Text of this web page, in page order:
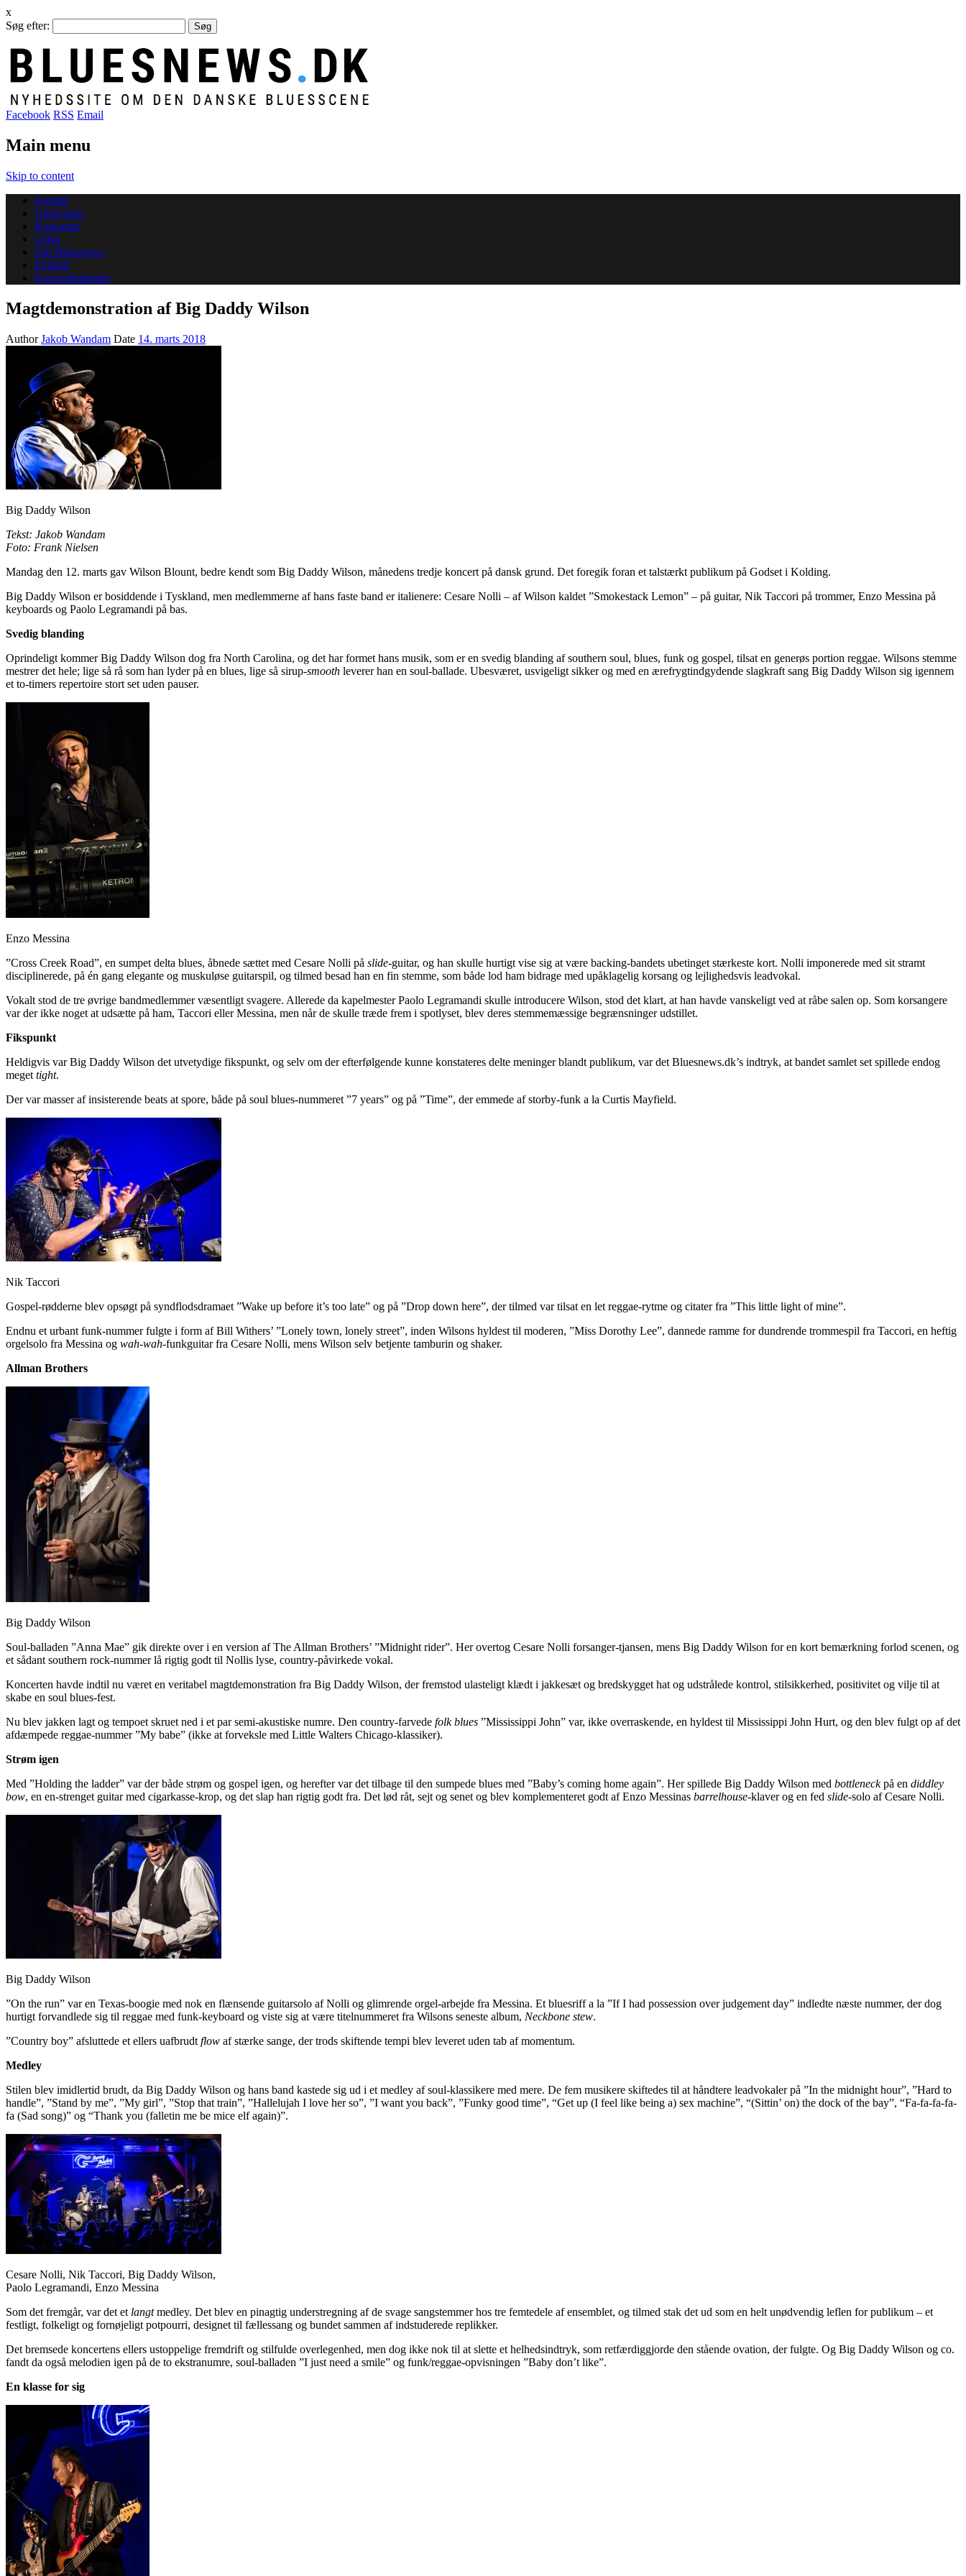
x
Søg efter:
Facebook RSS Email
Main menu
Skip to content
Forside
Udgivelser
Koncerter
Links
Om Bluesnews
English
Koncertkalender
Magtdemonstration af Big Daddy Wilson
AuthorJakob Wandam Date 14. marts 2018
Big Daddy Wilson
Tekst: Jakob Wandam
Foto: Frank Nielsen
Mandag den 12. marts gav Wilson Blount, bedre kendt som Big Daddy Wilson, månedens tredje koncert på dansk grund. Det foregik foran et talstærkt publikum på Godset i Kolding.
Big Daddy Wilson er bosiddende i Tyskland, men medlemmerne af hans faste band er italienere: Cesare Nolli – af Wilson kaldet ”Smokestack Lemon” – på guitar, Nik Taccori på trommer, Enzo Messina på
keyboards og Paolo Legramandi på bas.
Svedig blanding
Oprindeligt kommer Big Daddy Wilson dog fra North Carolina, og det har formet hans musik, som er en svedig blanding af southern soul, blues, funk og gospel, tilsat en generøs portion reggae. Wilsons stemme
mestrer det hele; lige så rå som han lyder på en blues, lige så sirup-smooth leverer han en soul-ballade. Ubesværet, usvigeligt sikker og med en ærefrygtindgydende slagkraft sang Big Daddy Wilson sig igennem
et to-timers repertoire stort set uden pauser.
Enzo Messina
”Cross Creek Road”, en sumpet delta blues, åbnede sættet med Cesare Nolli på slide-guitar, og han skulle hurtigt vise sig at være backing-bandets ubetinget stærkeste kort. Nolli imponerede med sit stramt
disciplinerede, på én gang elegante og muskuløse guitarspil, og tilmed besad han en fin stemme, som både lod ham bidrage med upåklagelig korsang og lejlighedsvis leadvokal.
Vokalt stod de tre øvrige bandmedlemmer væsentligt svagere. Allerede da kapelmester Paolo Legramandi skulle introducere Wilson, stod det klart, at han havde vanskeligt ved at råbe salen op. Som korsangere
var der ikke noget at udsætte på ham, Taccori eller Messina, men når de skulle træde frem i spotlyset, blev deres stemmemæssige begrænsninger udstillet.
Fikspunkt
Heldigvis var Big Daddy Wilson det utvetydige fikspunkt, og selv om der efterfølgende kunne konstateres delte meninger blandt publikum, var det Bluesnews.dk’s indtryk, at bandet samlet set spillede endog
meget tight.
Der var masser af insisterende beats at spore, både på soul blues-nummeret ”7 years” og på ”Time”, der emmede af storby-funk a la Curtis Mayfield.
Nik Taccori
Gospel-rødderne blev opsøgt på syndflodsdramaet ”Wake up before it’s too late” og på ”Drop down here”, der tilmed var tilsat en let reggae-rytme og citater fra ”This little light of mine”.
Endnu et urbant funk-nummer fulgte i form af Bill Withers’ ”Lonely town, lonely street”, inden Wilsons hyldest til moderen, ”Miss Dorothy Lee”, dannede ramme for dundrende trommespil fra Taccori, en heftig
orgelsolo fra Messina og wah-wah-funkguitar fra Cesare Nolli, mens Wilson selv betjente tamburin og shaker.
Allman Brothers
Big Daddy Wilson
Soul-balladen ”Anna Mae” gik direkte over i en version af The Allman Brothers’ ”Midnight rider”. Her overtog Cesare Nolli forsanger-tjansen, mens Big Daddy Wilson for en kort bemærkning forlod scenen, og
et sådant southern rock-nummer lå rigtig godt til Nollis lyse, country-påvirkede vokal.
Koncerten havde indtil nu været en veritabel magtdemonstration fra Big Daddy Wilson, der fremstod ulasteligt klædt i jakkesæt og bredskygget hat og udstrålede kontrol, stilsikkerhed, positivitet og vilje til at
skabe en soul blues-fest.
Nu blev jakken lagt og tempoet skruet ned i et par semi-akustiske numre. Den country-farvede folk blues ”Mississippi John” var, ikke overraskende, en hyldest til Mississippi John Hurt, og den blev fulgt op af det
afdæmpede reggae-nummer ”My babe” (ikke at forveksle med Little Walters Chicago-klassiker).
Strøm igen
Med ”Holding the ladder” var der både strøm og gospel igen, og herefter var det tilbage til den sumpede blues med ”Baby’s coming home again”. Her spillede Big Daddy Wilson med bottleneckpå en diddley
bow, en en-strenget guitar med cigarkasse-krop, og det slap han rigtig godt fra. Det lød råt, sejt og senet og blev komplementeret godt af Enzo Messinas barrelhouse-klaver og en fed slide-solo af Cesare Nolli.
Big Daddy Wilson
”On the run” var en Texas-boogie med nok en flænsende guitarsolo af Nolli og glimrende orgel-arbejde fra Messina. Et bluesriff a la ”If I had possession over judgement day” indledte næste nummer, der dog
hurtigt forvandlede sig til reggae med funk-keyboard og viste sig at være titelnummeret fra Wilsons seneste album, Neckbone stew.
”Country boy” afsluttede et ellers uafbrudt flow af stærke sange, der trods skiftende tempi blev leveret uden tab af momentum.
Medley
Stilen blev imidlertid brudt, da Big Daddy Wilson og hans band kastede sig ud i et medley af soul-klassikere med mere. De fem musikere skiftedes til at håndtere leadvokaler på ”In the midnight hour”, ”Hard to
handle”, ”Stand by me”, ”My girl”, ”Stop that train”, ”Hallelujah I love her so”, ”I want you back”, ”Funky good time”, “Get up (I feel like being a) sex machine”, “(Sittin’ on) the dock of the bay”, “Fa-fa-fa-fa-
fa (Sad song)” og “Thank you (falletin me be mice elf again)”.
Cesare Nolli, Nik Taccori, Big Daddy Wilson,
Paolo Legramandi, Enzo Messina
Som det fremgår, var det et langtmedley. Det blev en pinagtig understregning af de svage sangstemmer hos tre femtedele af ensemblet, og tilmed stak det ud som en helt unødvendig leflen for publikum – et
festligt, folkeligt og fornøjeligt potpourri, designet til fællessang og bundet sammen af indstuderede replikker.
Det bremsede koncertens ellers ustoppelige fremdrift og stilfulde overlegenhed, men dog ikke nok til at slette et helhedsindtryk, som retfærdiggjorde den stående ovation, der fulgte. Og Big Daddy Wilson og co.
fandt da også melodien igen på de to ekstranumre, soul-balladen ”I just need a smile” og funk/reggae-opvisningen ”Baby don’t like”.
En klasse for sig